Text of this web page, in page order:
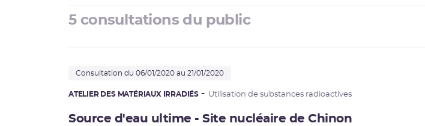
5 consultations du public
Consultation du 06/01/2020 au 21/01/2020
ATELIER DES MATÉRIAUX IRRADIÉS Utilisation de substances radioactives
Source d'eau ultime - Site nucléaire de Chinon